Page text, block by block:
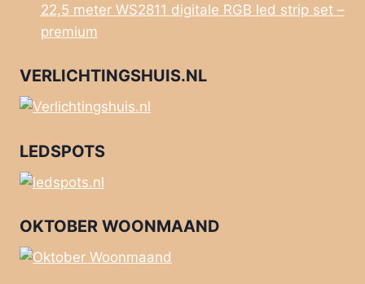
22,5 meter WS2811 digitale RGB led strip set –
premium
VERLICHTINGSHUIS.NL
LEDSPOTS
OKTOBER WOONMAAND